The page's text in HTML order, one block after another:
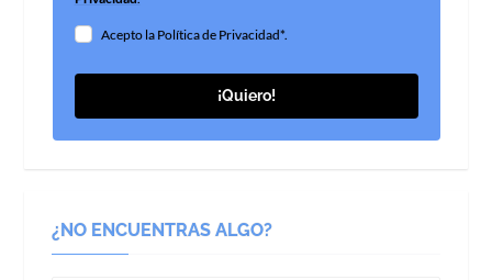
Acepto la Política de Privacidad*.
¡Quiero!
¿NO ENCUENTRAS ALGO?